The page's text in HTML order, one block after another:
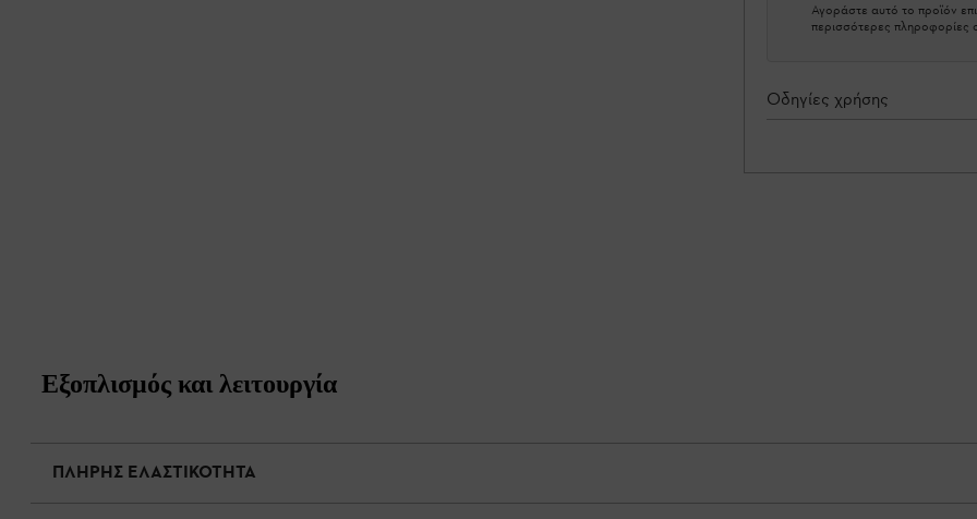
Αγοράστε αυτό το προϊόν
περισσότερες πληροφορίες
Οδηγίες χρήσης
Εξοπλισμός και λειτουργία
ΠΛΗΡΗΣ ΕΛΑΣΤΙΚΟΤΗΤΑ